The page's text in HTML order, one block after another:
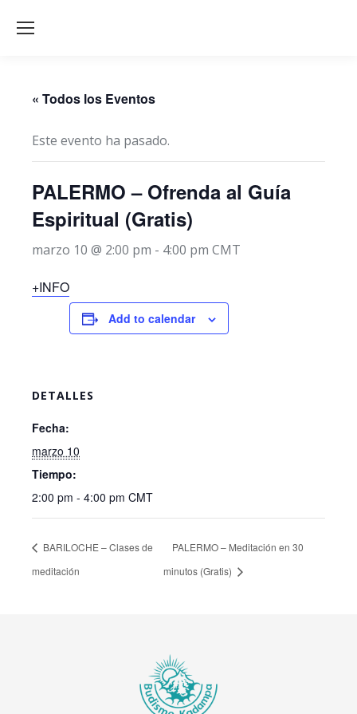
« Todos los Eventos
Este evento ha pasado.
PALERMO – Ofrenda al Guía
Espiritual (Gratis)
marzo 10 @ 2:00 pm - 4:00 pm CMT
+INFO
Add to calendar
DETALLES
Fecha:
marzo 10
Tiempo:
2:00 pm - 4:00 pm CMT
BARILOCHE – Clases de
meditación
PALERMO – Meditación en 30
minutos (Gratis)